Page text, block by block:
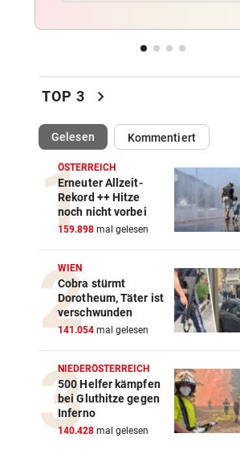
Feuerpause haben
Störfeuer aus
DREI WEHREN IM EINSATZ
Wegen Feuer in Sauna
Haus eingeäschert
ELTERN SCHLUGEN ALARM vor 19
Lottogewinner schickte
Bilder an Teenager
TOP 3 chevron_right
Gelesen(ausgewählt)Kommentiert
ÖSTERREICH
Erneuter Allzeit-
Rekord ++ Hitze
noch nicht vorbei
159.898 mal gelesen
WIEN
Cobra stürmt
Dorotheum, Täter ist
verschwunden
141.054 mal gelesen
NIEDERÖSTERREICH
500 Helfer kämpfen
bei Gluthitze gegen
Inferno
140.428 mal gelesen